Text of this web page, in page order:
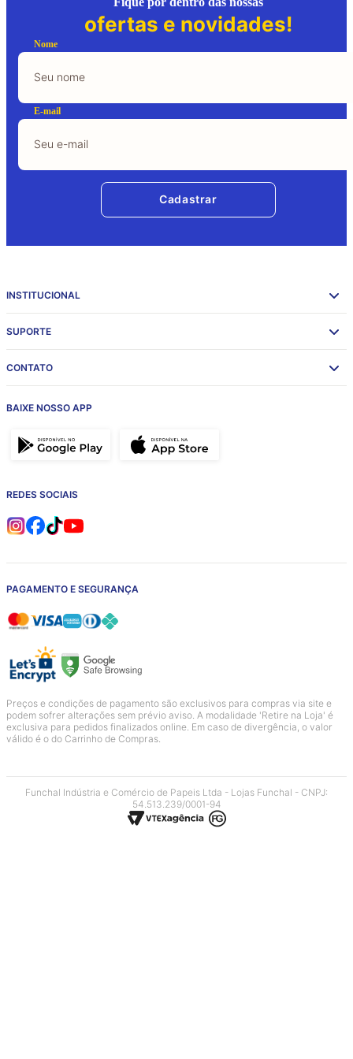
ofertas e novidades!
Nome
E-mail
Cadastrar
INSTITUCIONAL
SUPORTE
CONTATO
BAIXE NOSSO APP
REDES SOCIAIS
PAGAMENTO E SEGURANÇA
Preços e condições de pagamento são exclusivos para compras via site e
podem sofrer alterações sem prévio aviso. A modalidade 'Retire na Loja' é
exclusiva para pedidos finalizados online. Em caso de divergência, o valor
válido é o do Carrinho de Compras.
Funchal Indústria e Comércio de Papeis Ltda - Lojas Funchal - CNPJ:
54.513.239/0001-94